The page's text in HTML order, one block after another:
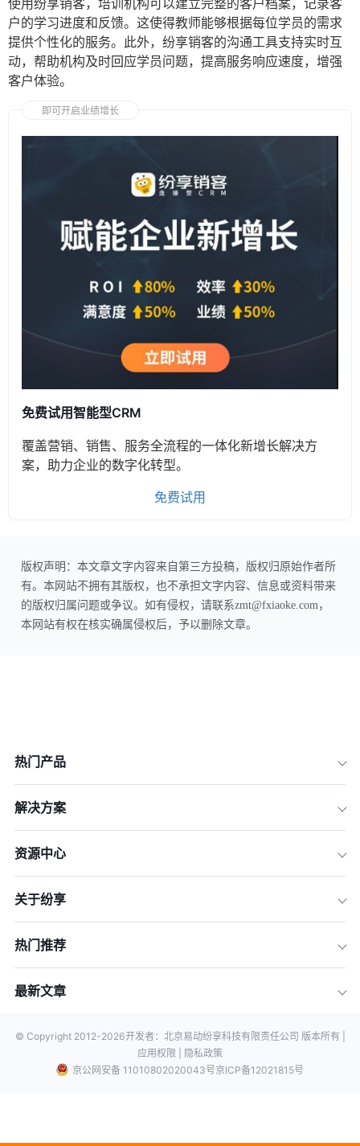
使用纷享销客，培训机构可以建立完整的客户档案，记录客
户的学习进度和反馈。这使得教师能够根据每位学员的需求
提供个性化的服务。此外，纷享销客的沟通工具支持实时互
动，帮助机构及时回应学员问题，提高服务响应速度，增强
客户体验。
即可开启业绩增长
免费试用智能型CRM
覆盖营销、销售、服务全流程的一体化新增长解决方
案，助力企业的数字化转型。
免费试用
版权声明：本文章文字内容来自第三方投稿，版权归原始作者所
有。本网站不拥有其版权，也不承担文字内容、信息或资料带来
的版权归属问题或争议。如有侵权，请联系zmt@fxiaoke.com，
本网站有权在核实确属侵权后，予以删除文章。
热门产品
解决方案
资源中心
关于纷享
热门推荐
最新文章
© Copyright 2012-2026开发者：北京易动纷享科技有限责任公司 版本所有 |
应用权限 |
隐私政策
京公网安备 11010802020043号京ICP备12021815号